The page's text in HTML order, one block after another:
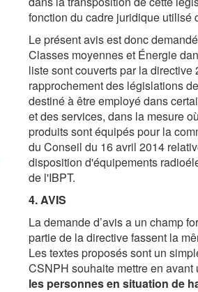
fonction du cadre juridique utilisé
Le présent avis est donc
Classes moyennes et Énergie
liste sont couverts par la
rapprochement des législations
destiné à être employé dans
et des services, dans la mesure
produits sont équipés pour la
du Conseil du 16 avril 2014
disposition d'équipements
de l'IBPT.
4. AVIS
La demande d’avis a un champ
partie de la directive fassent la
Les textes proposés sont un
CSNPH souhaite mettre en avant
les personnes en situation de